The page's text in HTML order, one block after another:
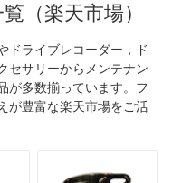
（楽天市場）
ドライブレコーダー，ド
セサリーからメンテナン
が多数揃っています。フ
が豊富な楽天市場をご活